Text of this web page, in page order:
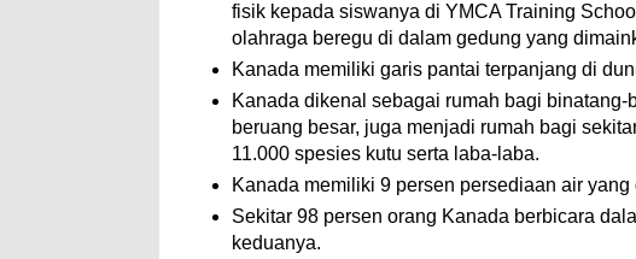
fisik kepada siswanya di YMCA Training
olahraga beregu di dalam gedung yang
Kanada memiliki garis pantai terpanjang di
Kanada dikenal sebagai rumah bagi
beruang besar, juga menjadi rumah bagi
11.000 spesies kutu serta laba-laba.
Kanada memiliki 9 persen persediaan air
Sekitar 98 persen orang Kanada berbicara
keduanya.